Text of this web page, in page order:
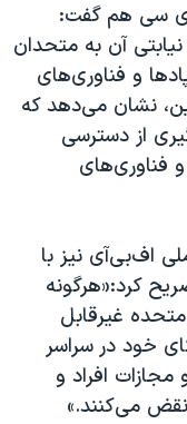
دی سی هم گفت:
آن به متحدان
و فناوری‌های
نشان می‌دهد که
از دسترسی
فناوری‌های
اف‌بی‌آی نیز با
کرد:«هرگونه
غیرقابل
خود در سراسر
افراد و
می‌کنند.»